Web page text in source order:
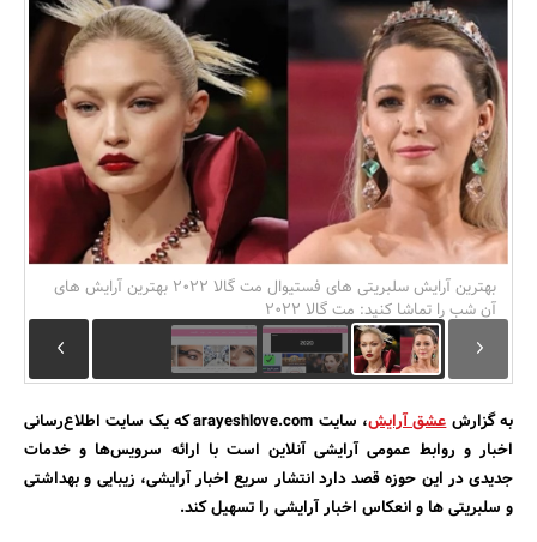
بانک، بیمه و سرمایه
مسکن و ساختمان
بهترین آرایش سلبریتی های فستیوال مت گالا 2022 بهترین آرایش های
آن شب را تماشا کنید: مت گالا 2022
به گزارشعشق آرایش
، سایت arayeshlove.com که یک سایت اطلاع‌رسانی
اخبار و روابط عمومی آرایشی آنلاین است با ارائه سرویس‌ها و خدمات
جدیدی در این حوزه قصد دارد انتشار سریع اخبار آرایشی، زیبایی و بهداشتی
و سلبریتی ها و انعکاس اخبار آرایشی را تسهیل کند.